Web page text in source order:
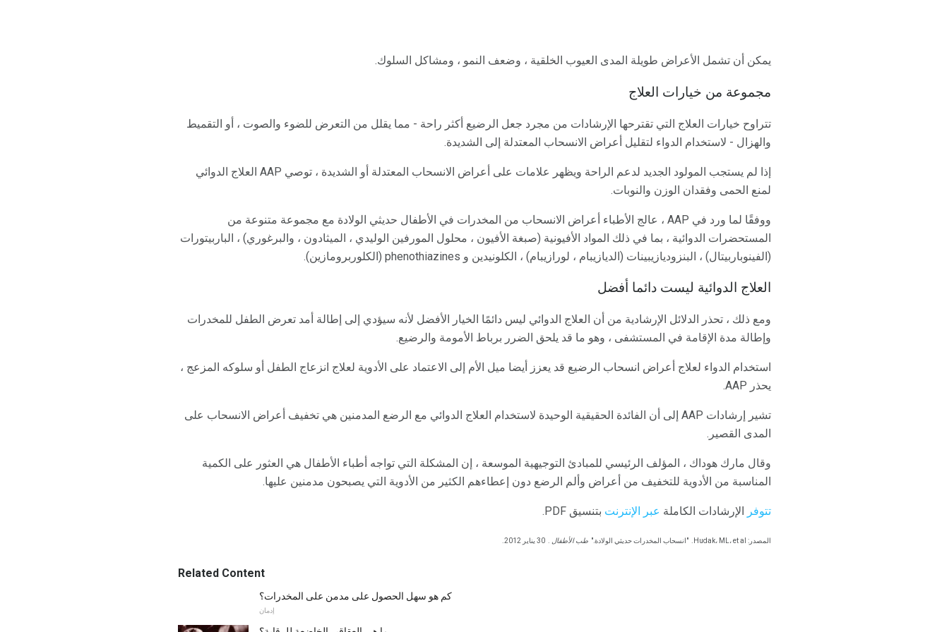
يمكن أن تشمل الأعراض طويلة المدى العيوب الخلقية ، وضعف النمو ، ومشاكل السلوك.
مجموعة من خيارات العلاج
تتراوح خيارات العلاج التي تقترحها الإرشادات من مجرد جعل الرضيع أكثر راحة - مما يقلل من التعرض للضوء والصوت ، أو التقميط
والهزال - لاستخدام الدواء لتقليل أعراض الانسحاب المعتدلة إلى الشديدة.
إذا لم يستجب المولود الجديد لدعم الراحة ويظهر علامات على أعراض الانسحاب المعتدلة أو الشديدة ، توصي AAP العلاج الدوائي
لمنع الحمى وفقدان الوزن والنوبات.
ووفقًا لما ورد في AAP ، عالج الأطباء أعراض الانسحاب من المخدرات في الأطفال حديثي الولادة مع مجموعة متنوعة من
المستحضرات الدوائية ، بما في ذلك المواد الأفيونية (صبغة الأفيون ، محلول المورفين الوليدي ، الميثادون ، والبرغوري) ، الباربيتورات
(الفينوباربيتال) ، البنزوديازيبينات (الديازيبام ، لورازيبام) ، الكلونيدين و phenothiazines (الكلوربرومازين).
العلاج الدوائية ليست دائما أفضل
ومع ذلك ، تحذر الدلائل الإرشادية من أن العلاج الدوائي ليس دائمًا الخيار الأفضل لأنه سيؤدي إلى إطالة أمد تعرض الطفل للمخدرات
وإطالة مدة الإقامة في المستشفى ، وهو ما قد يلحق الضرر برباط الأمومة والرضيع.
استخدام الدواء لعلاج أعراض انسحاب الرضيع قد يعزز أيضا ميل الأم إلى الاعتماد على الأدوية لعلاج انزعاج الطفل أو سلوكه المزعج ،
يحذر AAP.
تشير إرشادات AAP إلى أن الفائدة الحقيقية الوحيدة لاستخدام العلاج الدوائي مع الرضع المدمنين هي تخفيف أعراض الانسحاب على
المدى القصير.
وقال مارك هوداك ، المؤلف الرئيسي للمبادئ التوجيهية الموسعة ، إن المشكلة التي تواجه أطباء الأطفال هي العثور على الكمية
المناسبة من الأدوية للتخفيف من أعراض وألم الرضع دون إعطاءهم الكثير من الأدوية التي يصبحون مدمنين عليها.
تتوفر الإرشادات الكاملة عبر الإنترنت بتنسيق PDF.
المصدر: Hudak، ML، et al. "انسحاب المخدرات حديثي الولادة." طب الأطفال 30 يناير 2012.
Related Content
كم هو سهل الحصول على مدمن على المخدرات؟
إدمان